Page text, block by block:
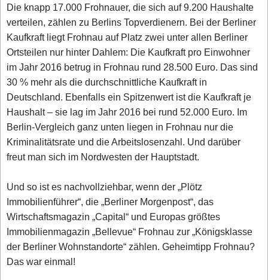
Die knapp 17.000 Frohnauer, die sich auf 9.200 Haushalte
verteilen, zählen zu Berlins Topverdienern. Bei der Berliner
Kaufkraft liegt Frohnau auf Platz zwei unter allen Berliner
Ortsteilen nur hinter Dahlem: Die Kaufkraft pro Einwohner
im Jahr 2016 betrug in Frohnau rund 28.500 Euro. Das sind
30 % mehr als die durchschnittliche Kaufkraft in
Deutschland. Ebenfalls ein Spitzenwert ist die Kaufkraft je
Haushalt – sie lag im Jahr 2016 bei rund 52.000 Euro. Im
Berlin-Vergleich ganz unten liegen in Frohnau nur die
Kriminalitätsrate und die Arbeitslosenzahl. Und darüber
freut man sich im Nordwesten der Hauptstadt.
Und so ist es nachvollziehbar, wenn der „Plötz
Immobilienführer“, die „Berliner Morgenpost“, das
Wirtschaftsmagazin „Capital“ und Europas größtes
Immobilienmagazin „Bellevue“ Frohnau zur „Königsklasse
der Berliner Wohnstandorte“ zählen. Geheimtipp Frohnau?
Das war einmal!